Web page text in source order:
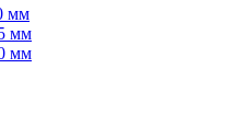
мм
мм
мм